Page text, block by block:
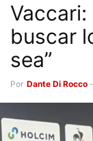
Vaccari:
buscar
sea”
Por Dante Di Rocco -